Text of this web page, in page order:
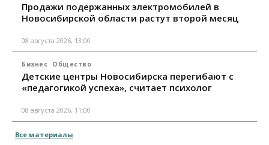
Продажи подержанных электромобилей в
Новосибирской области растут второй месяц
08 августа 2026, 13:00
Бизнес Общество
Детские центры Новосибирска перегибают с
«педагогикой успеха», считает психолог
08 августа 2026, 11:00
Все материалы